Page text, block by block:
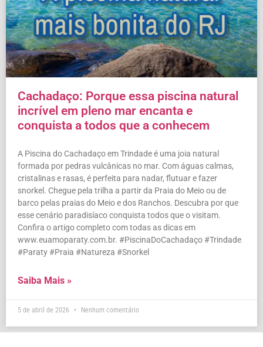
Cachadaço: Porque essa piscina natural
incrível em pleno mar encanta e
conquista a todos que a conhecem
A Piscina do Cachadaço em Trindade é uma joia natural
formada por pedras vulcânicas no mar. Com águas calmas,
cristalinas e rasas, é perfeita para nadar, flutuar e fazer
snorkel. Chegue pela trilha a partir da Praia do Meio ou de
barco pelas praias do Meio e dos Ranchos. Descubra por que
esse cenário paradisíaco conquista todos que o visitam.
Confira o artigo completo com todas as dicas em
www.euamoparaty.com.br. #PiscinaDoCachadaço #Trindade
#Paraty #Praia #Natureza #Snorkel
Saiba Mais »
5 de abril de 2026 Nenhum comentário